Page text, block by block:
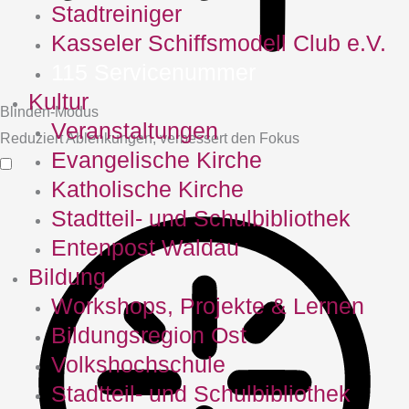
Stadtreiniger
Kasseler Schiffsmodell Club e.V.
Kultur
Veranstaltungen
Evangelische Kirche
Katholische Kirche
Stadtteil- und Schulbibliothek
Entenpost Waldau
Bildung
Workshops, Projekte & Lernen
Bildungsregion Ost
Volkshochschule
Stadtteil- und Schulbibliothek
Blinden-Modus
Reduziert Ablenkungen, verbessert den Fokus